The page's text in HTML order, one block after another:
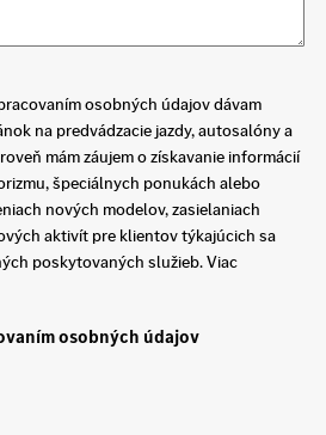
osobných údajov dávam
na predvádzacie jazdy, autosalóny a
mám záujem o získavanie informácií
špeciálnych ponukách alebo
nových modelov, zasielaniach
aktivít pre klientov týkajúcich sa
poskytovaných služieb. Viac
osobných údajov